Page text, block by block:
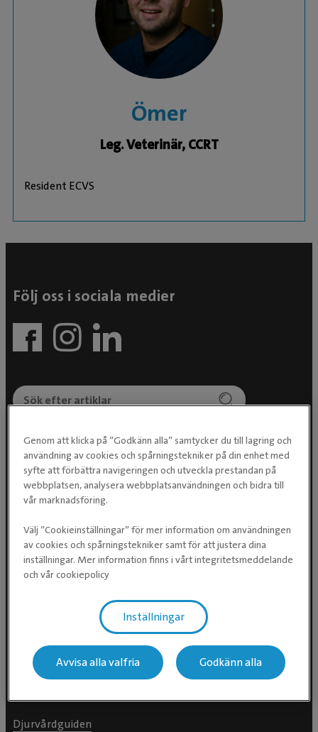
Ömer
Leg. Veterinär, CCRT
Resident ECVS
Följ oss i sociala medier
Evidensia Djursjukvård AB
Östhammarsgatan 74
115 28 Stockholm
För djurägare
Hitta hästklinik >
Djurvårdguiden
Genom att klicka på ”Godkänn alla” samtycker du till lagring och
användning av cookies och spårningstekniker på din enhet med
syfte att förbättra navigeringen och utveckla prestandan på
webbplatsen, analysera webbplatsanvändningen och bidra till
vår marknadsföring.
Välj ”Cookieinställningar” för mer information om användningen
av cookies och spårningstekniker samt för att justera dina
inställningar. Mer information finns i vårt integritetsmeddelande
och vår cookiepolicy
Inställningar
Avvisa alla valfria Godkänn alla